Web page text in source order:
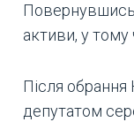
активи, у тому
Після
депутатом